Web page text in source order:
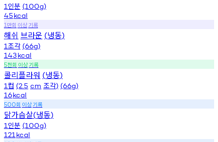
1 인분 (100g)
45kcal
1 만회 이상기록
해쉬 브라운 (냉동)
1조각 (66g)
143kcal
5천회 이상기록
콜리플라워 (냉동)
1 컵 (2.5 cm 조각) (66g)
16kcal
500회 이상기록
닭가슴살(냉동)
1 인분 (100g)
121 kcal